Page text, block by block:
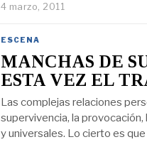
4 marzo, 2011
ESCENA
MANCHAS DE
ESTA VEZ EL
Las complejas relaciones
supervivencia, la
y universales. Lo cierto es